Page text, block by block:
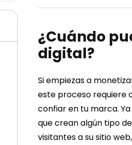
¿Cuándo
digital?
Si empiezas a
este proceso requiere
confiar en tu marca.
que crean algún tipo
visitantes a su sitio